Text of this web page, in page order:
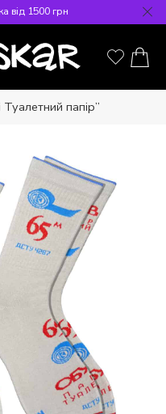
від 1500 грн
Туалетний папір”